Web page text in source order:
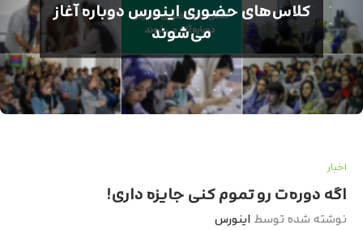
کلاس‌های حضوری اینورس دوباره آغاز
می‌شوند
اخبار
اگه دوره‌ت رو تموم کنی جایزه داری!
نوشته شده توسط اینورس